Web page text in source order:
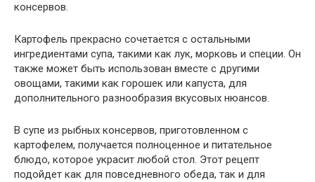
консервов.
Картофель прекрасно сочетается с остальными
ингредиентами супа, такими как лук, морковь и специи. Он
также может быть использован вместе с другими
овощами, такими как горошек или капуста, для
дополнительного разнообразия вкусовых нюансов.
В супе из рыбных консервов, приготовленном с
картофелем, получается полноценное и питательное
блюдо, которое украсит любой стол. Этот рецепт
подойдет как для повседневного обеда, так и для